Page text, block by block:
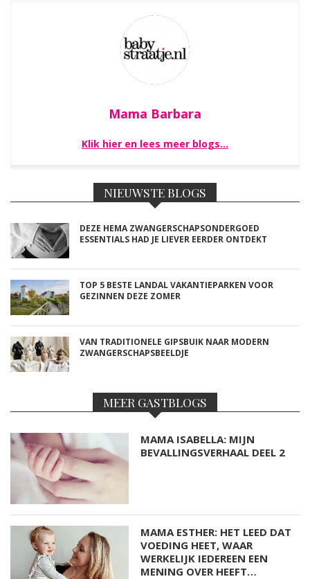
Mama Barbara
Klik hier en lees meer blogs…
NIEUWSTE BLOGS
DEZE HEMA ZWANGERSCHAPSONDERGOED
ESSENTIALS HAD JE LIEVER EERDER ONTDEKT
TOP 5 BESTE LANDAL VAKANTIEPARKEN VOOR
GEZINNEN DEZE ZOMER
VAN TRADITIONELE GIPSBUIK NAAR MODERN
ZWANGERSCHAPSBEELDJE
MEER GASTBLOGS
MAMA ISABELLA: MIJN
BEVALLINGSVERHAAL DEEL 2
MAMA ESTHER: HET LEED DAT
VOEDING HEET, WAAR
WERKELIJK IEDEREEN EEN
MENING OVER HEEFT…